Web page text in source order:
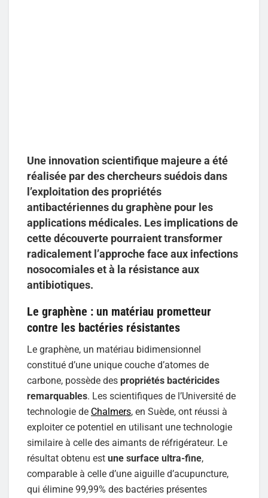
Une innovation scientifique majeure a été
réalisée par des chercheurs suédois dans
l’exploitation des propriétés
antibactériennes du graphène pour les
applications médicales. Les implications de
cette découverte pourraient transformer
radicalement l’approche face aux infections
nosocomiales et à la résistance aux
antibiotiques.
Le graphène : un matériau prometteur
contre les bactéries résistantes
Le graphène, un matériau bidimensionnel
constitué d’une unique couche d’atomes de
carbone, possède des propriétés bactéricides
remarquables. Les scientifiques de l’Université de
technologie de Chalmers, en Suède, ont réussi à
exploiter ce potentiel en utilisant une technologie
similaire à celle des aimants de réfrigérateur. Le
résultat obtenu est une surface ultra-fine,
comparable à celle d’une aiguille d’acupuncture,
qui élimine 99,99% des bactéries présentes